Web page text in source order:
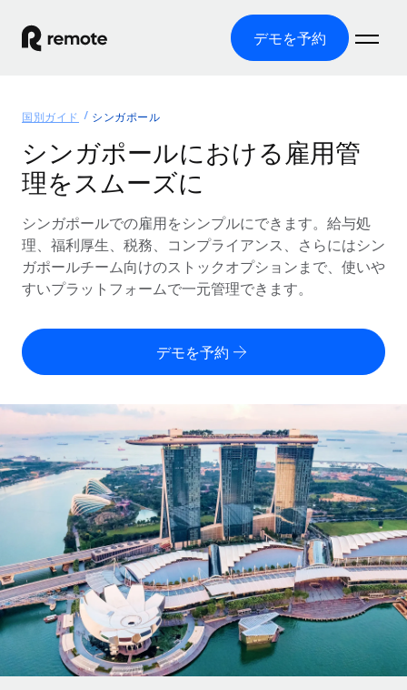
デモを予約
グローバル雇用
グローバル給与処理
コンプライアンス対応の給与処理を手軽に
Employer of Record（EOR）
グローバル展開をコストをかけずに実現
Contractor of Record
世界中の契約社員と法令を遵守して契約
世界中の契約社員をオンボーディングし、管理
複雑な雇用関連業務を外部委託
インフラ
Remote統合
人事機能をワークフローにシームレスに統合する
プラットフォーム
チームのための人事の基本機能を内蔵
接続 新しい
ソリューション
各国の制度に対応
国別ガイド
/国別のグローバル雇用支援を検索する
Remoteを他社と比較
成長の段階
スタートアップ
成長中の企業向けのアジャイルなグローバルHR・給与処理ソ
リューション
ミッドマーケット
カスタマイズされた人事ソリューションでチームを拡大する
企業
大企業向けのグローバルHR
リソース
ツールと計算ツール
従業員コスト計算ツール
契約社員の報酬計算ツール
グローバルな契約社員向けに、通貨オプションと支払スピー
ドを確認する
REMOTEで学習
リサーチおよびガイド
活用事例
HR用語集
チェックリストおよびテンプレート
価格
English
Nederlands
Français
Deutsch
Español
Italiano
Português (Portugal)
ログイン
国別ガイド シンガポール
シンガポールにおける雇用管
理をスムーズに
シンガポールでの雇用をシンプルにできます。給与処
理、福利厚生、税務、コンプライアンス、さらにはシン
ガポールチーム向けのストックオプションまで、使いや
すいプラットフォームで一元管理できます。
デモを予約